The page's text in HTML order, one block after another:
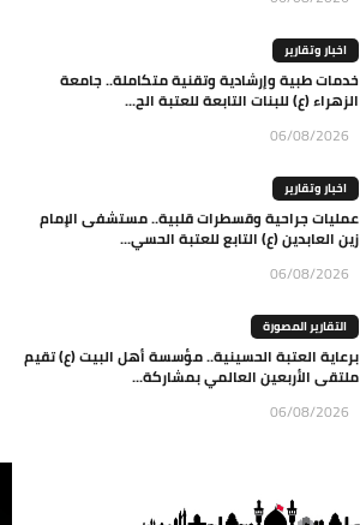
اخبار وتقارير
خدمات طبية وإرشادية وتقنية متكاملة.. جامعة
الزهراء (ع) للبنات التابعة للعتبة الح...
06/08/2026
اخبار وتقارير
عمليات جراحية وقسطرات قلبية.. مستشفى الإمام
زين العابدين (ع) التابع للعتبة الحسي...
06/08/2026
التقارير المصورة
برعاية العتبة الحسينية.. مؤسسة أهل البيت (ع) تقيم
ملتقى الأربعين العالمي بمشاركة...
06/08/2026